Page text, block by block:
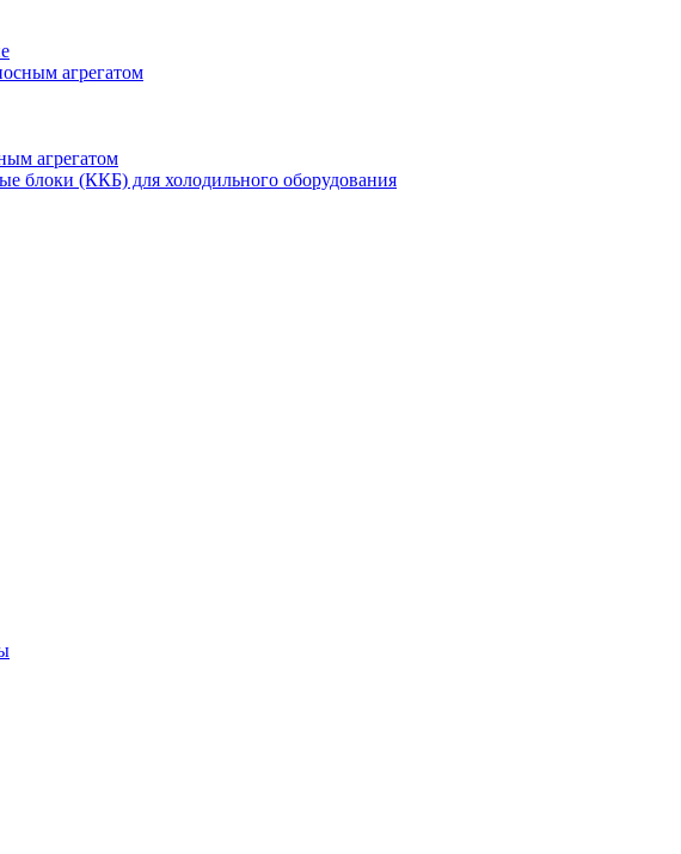
агрегатом
агрегатом
блоки (ККБ) для холодильного оборудования